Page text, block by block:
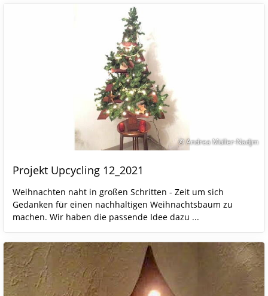
© Andrea Müller-Nadjm
Projekt Upcycling 12_2021
Weihnachten naht in großen Schritten - Zeit um sich
Gedanken für einen nachhaltigen Weihnachtsbaum zu
machen. Wir haben die passende Idee dazu ...